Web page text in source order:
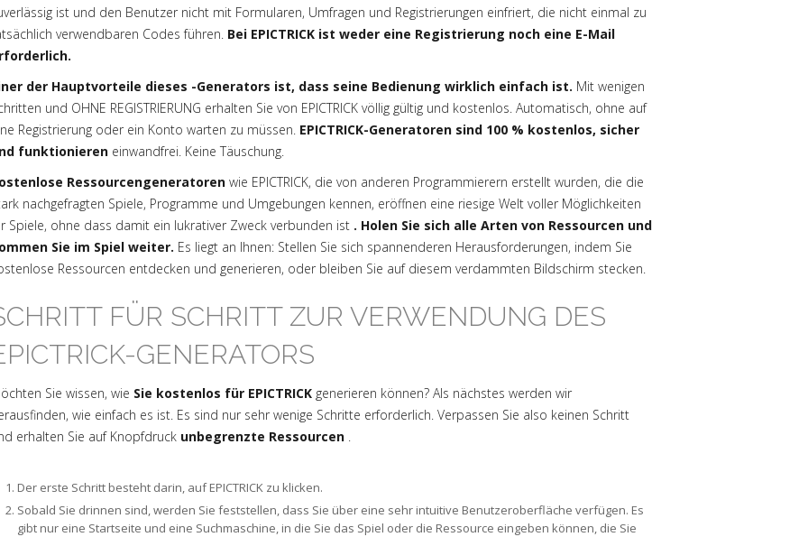
ist und den Benutzer nicht mit Formularen, Umfragen und Registrierungen einfriert, die nicht einmal zu
verwendbaren Codes führen. Bei EPICTRICK ist weder eine Registrierung noch eine E-Mail
der Hauptvorteile dieses -Generators ist, dass seine Bedienung wirklich einfach ist. Mit wenigen
und OHNE REGISTRIERUNG erhalten Sie von EPICTRICK völlig gültig und kostenlos. Automatisch, ohne auf
Registrierung oder ein Konto warten zu müssen. EPICTRICK-Generatoren sind 100 % kostenlos, sicher
funktionieren einwandfrei. Keine Täuschung.
Ressourcengeneratoren wie EPICTRICK, die von anderen Programmierern erstellt wurden, die die
nachgefragten Spiele, Programme und Umgebungen kennen, eröffnen eine riesige Welt voller Möglichkeiten
Spiele, ohne dass damit ein lukrativer Zweck verbunden ist . Holen Sie sich alle Arten von Ressourcen und
Sie im Spiel weiter. Es liegt an Ihnen: Stellen Sie sich spannenderen Herausforderungen, indem Sie
Ressourcen entdecken und generieren, oder bleiben Sie auf diesem verdammten Bildschirm stecken.
FÜR SCHRITT ZUR VERWENDUNG DES
GENERATORS
Sie wissen, wie Sie kostenlos für EPICTRICK generieren können? Als nächstes werden wir
wie einfach es ist. Es sind nur sehr wenige Schritte erforderlich. Verpassen Sie also keinen Schritt
erhalten Sie auf Knopfdruck unbegrenzte Ressourcen .
Der erste Schritt besteht darin, auf EPICTRICK zu klicken.
Sobald Sie drinnen sind, werden Sie feststellen, dass Sie über eine sehr intuitive Benutzeroberfläche verfügen. Es
gibt nur eine Startseite und eine Suchmaschine, in die Sie das Spiel oder die Ressource eingeben können, die Sie